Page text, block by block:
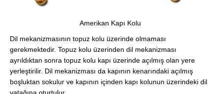
Amerikan Kapı Kolu
Dil mekanizmasının topuz kolu üzerinde olmaması
gerekmektedir. Topuz kolu üzerinden dil mekanizması
ayrıldıktan sonra topuz kolu kapı üzerinde açılmış olan yere
yerleştirilir. Dil mekanizması da kapının kenarındaki açılmış
boşluktan sokulur ve kapının içinden kapı kolunun üzerindeki dil